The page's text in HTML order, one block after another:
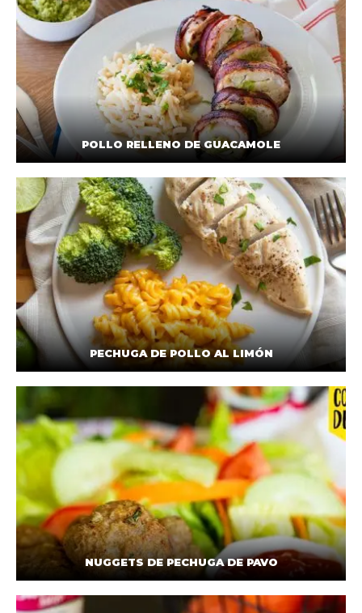
POLLO RELLENO DE GUACAMOLE
PECHUGA DE POLLO AL LIMÓN
NUGGETS DE PECHUGA DE PAVO